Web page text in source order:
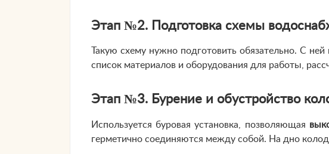
Этап №2. Подготовка схемы
Такую схему нужно подготовить обязательно. С
список материалов и оборудования для работы,
Этап №3. Бурение и обустройство
Используется буровая установка, позволяющая
герметично соединяются между собой. На дно